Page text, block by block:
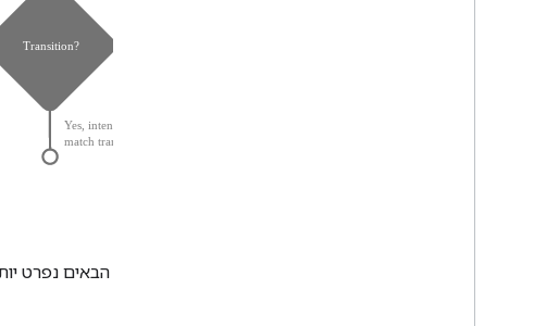
בקטעים הבאים נפרט